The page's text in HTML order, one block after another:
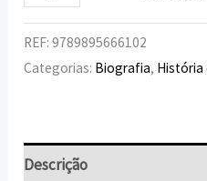
REF:9789895666102
Categorias: Biografia, História
Descrição